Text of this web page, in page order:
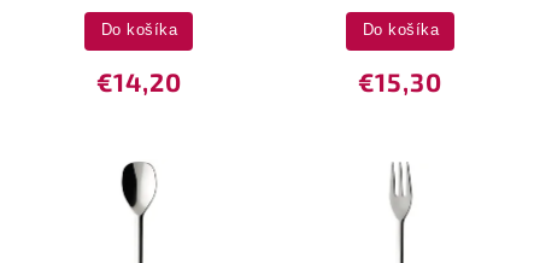
€14,20
Do košíka
€15,30
Do košíka